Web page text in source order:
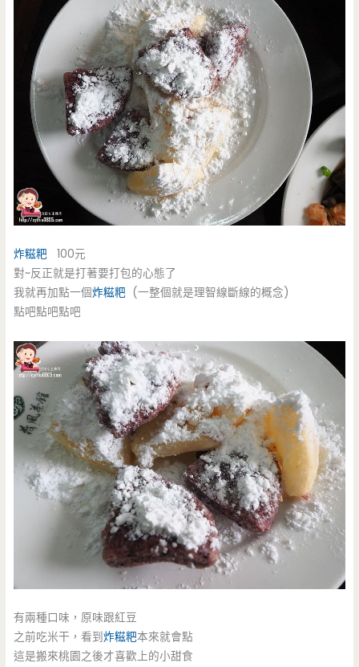
炸糍粑 100元
對~反正就是打著要打包的心態了
我就再加點一個炸糍粑 (一整個就是理智線斷線的概念)
點吧點吧點吧
有兩種口味，原味跟紅豆
之前吃米干，看到炸糍粑本來就會點
這是搬來桃園之後才喜歡上的小甜食